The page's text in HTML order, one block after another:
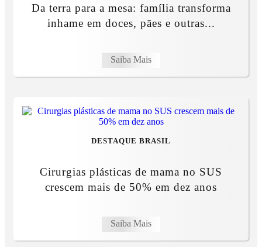
Da terra para a mesa: família transforma
inhame em doces, pães e outras...
Saiba Mais
DESTAQUE BRASIL
Cirurgias plásticas de mama no SUS
crescem mais de 50% em dez anos
Saiba Mais